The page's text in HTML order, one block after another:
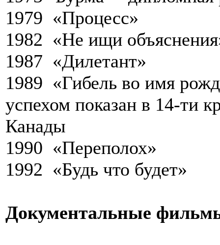
1979 «Процесс»
1982 «Не ищи
1987 «Дилетант»
1989 «Гибель во имя
успехом показан в 14-ти
Канады
1990 «Переполох»
1992 «Будь что будет»
Документальные